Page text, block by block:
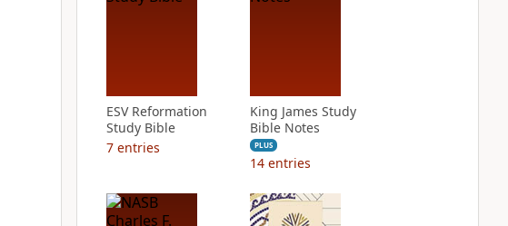
ESV Reformation
Study Bible
7 entries
King James Study
Bible Notes
PLUS
14 entries